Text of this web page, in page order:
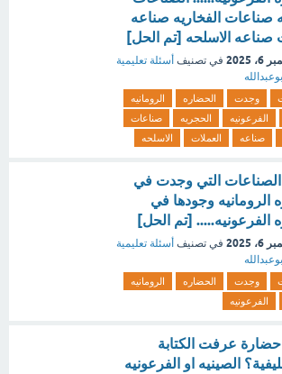
صناعات الفخاريه صناعه
صناعه الاسلحه [تم الحل]
2025 في تصنيف أسئلة تعليمية
ابوعبدالله
وجدت الحضاره
الرومانيه
الفرعونيه الحجريه
صناعات
صناعه العملات الاسلحه
التي وجدت في
الرومانيه وجودها في
الفرعونيه..... [تم الحل]
2025 في تصنيف أسئلة تعليمية
ابوعبدالله
وجدت الحضاره
الرومانيه
الفرعونيه
عرفت الكتابة
الصينيه او الفرعونيه